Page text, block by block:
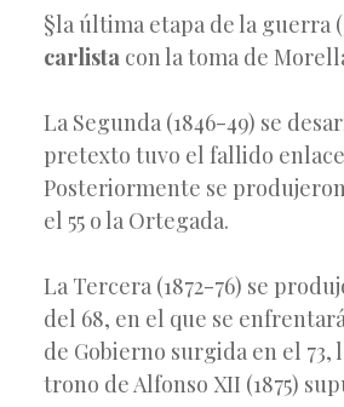
§la última etapa de la guerra
carlista con la toma de
La Segunda (1846-49) se
pretexto tuvo el fallido
Posteriormente se
el 55 o la Ortegada.
La Tercera (1872-76) se
del 68, en el que se
de Gobierno surgida en el 73,
trono de Alfonso XII (1875)